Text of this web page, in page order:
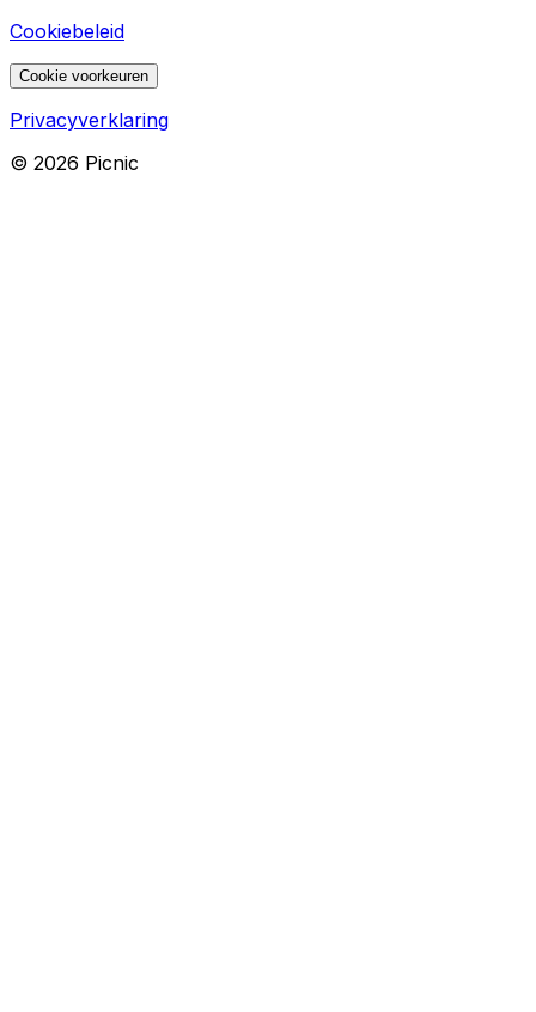
Cookiebeleid
Cookie voorkeuren
Privacyverklaring
© 2026 Picnic